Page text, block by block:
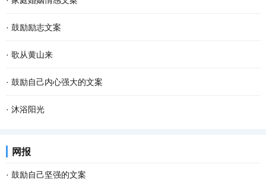
· 鼓励励志文案
· 歌从黄山来
· 鼓励自己内心强大的文案
· 沐浴阳光
网报
· 鼓励自己坚强的文案